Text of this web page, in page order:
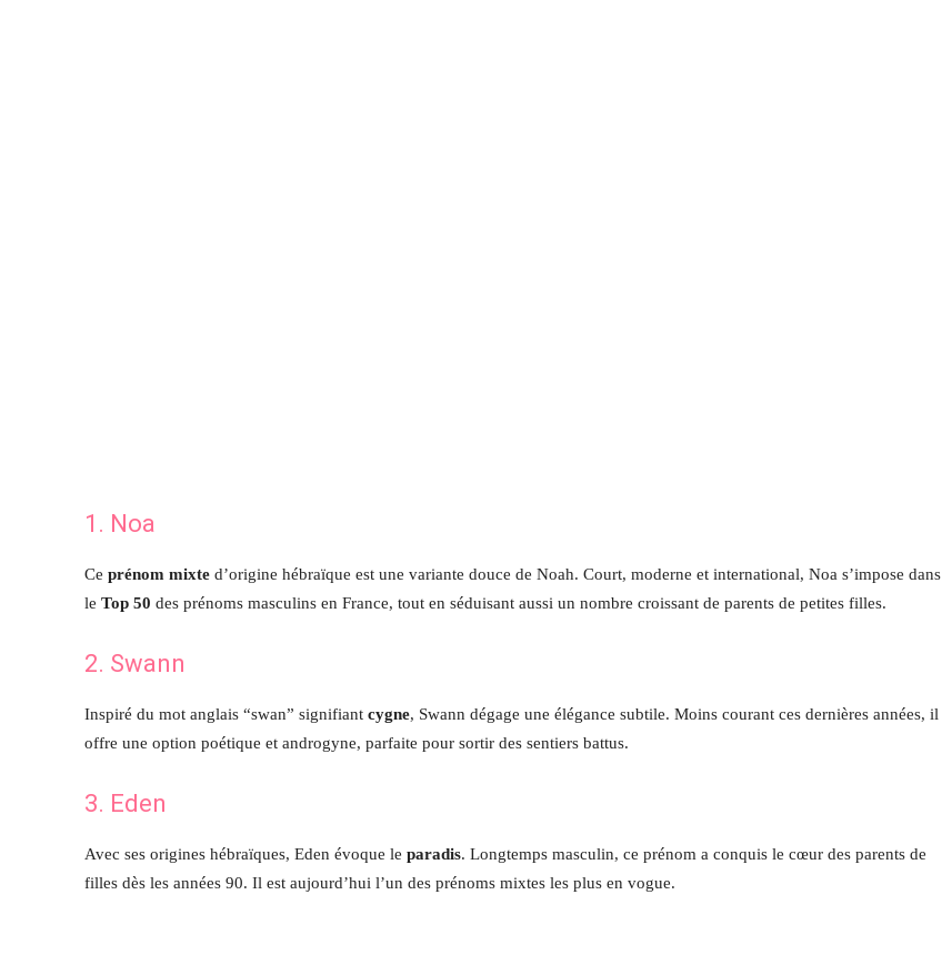
1. Noa
Ce prénom mixte d’origine hébraïque est une variante douce de Noah. Court, moderne et international, Noa s’impose dans
le Top 50 des prénoms masculins en France, tout en séduisant aussi un nombre croissant de parents de petites filles.
2. Swann
Inspiré du mot anglais “swan” signifiant cygne, Swann dégage une élégance subtile. Moins courant ces dernières années, il
offre une option poétique et androgyne, parfaite pour sortir des sentiers battus.
3. Eden
Avec ses origines hébraïques, Eden évoque le paradis. Longtemps masculin, ce prénom a conquis le cœur des parents de
filles dès les années 90. Il est aujourd’hui l’un des prénoms mixtes les plus en vogue.